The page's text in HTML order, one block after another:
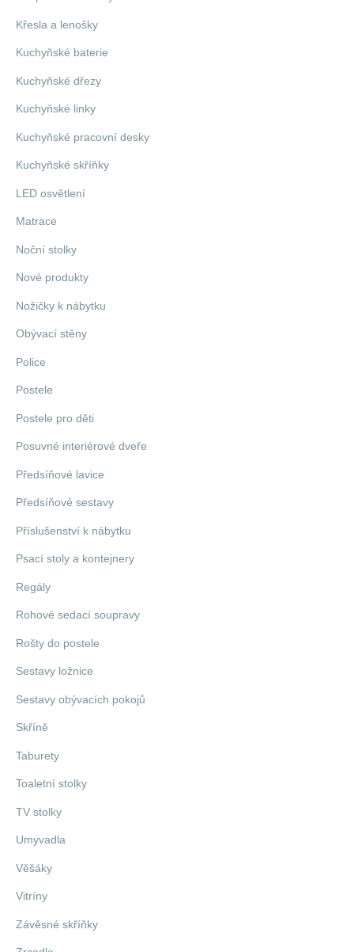
Křesla a lenošky
Kuchyňské baterie
Kuchyňské dřezy
Kuchyňské linky
Kuchyňské pracovní desky
Kuchyňské skříňky
LED osvětlení
Matrace
Noční stolky
Nové produkty
Nožičky k nábytku
Obývací stěny
Police
Postele
Postele pro děti
Posuvné interiérové dveře
Předsíňové lavice
Předsíňové sestavy
Příslušenství k nábytku
Psací stoly a kontejnery
Regály
Rohové sedací soupravy
Rošty do postele
Sestavy ložnice
Sestavy obývacích pokojů
Skříně
Taburety
Toaletní stolky
TV stolky
Umyvadla
Věšáky
Vitríny
Závěsné skříňky